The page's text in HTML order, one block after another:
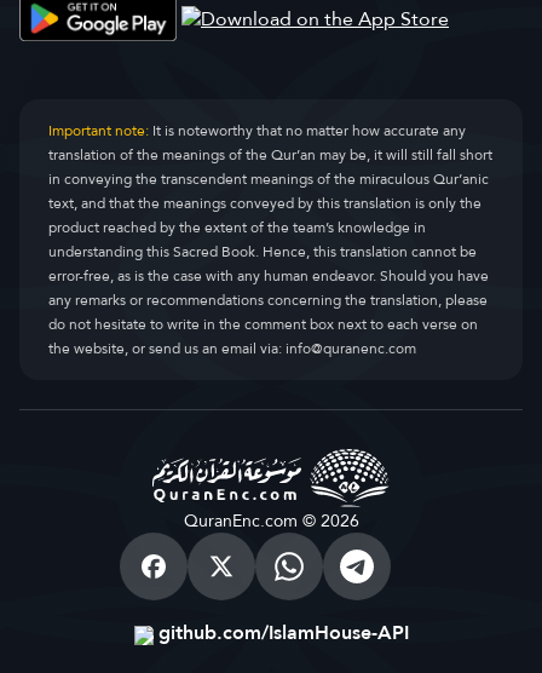
Important note:It is noteworthy that no matter how accurate any
translation of the meanings of the Qur’an may be, it will still fall short
in conveying the transcendent meanings of the miraculous Qur’anic
text, and that the meanings conveyed by this translation is only the
product reached by the extent of the team’s knowledge in
understanding this Sacred Book. Hence, this translation cannot be
error-free, as is the case with any human endeavor. Should you have
any remarks or recommendations concerning the translation, please
do not hesitate to write in the comment box next to each verse on
the website, or send us an email via:info@quranenc.com
QuranEnc.com © 2026
github.com/IslamHouse-API